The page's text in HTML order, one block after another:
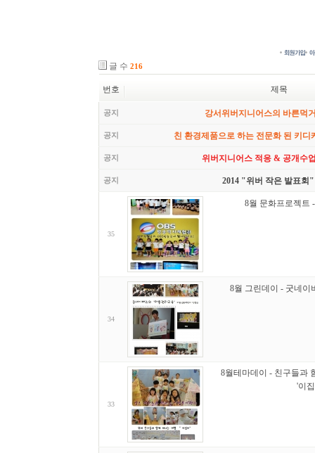
글 수 216
번호 제목
공지 강서위버지니어스의 바른먹
공지 친 환경제품으로 하는 전문화 된 키디
공지 위버지니어스 적응 & 공개수
공지 2014 "위버 작은 발표회"
35
8월 문화프로젝트
34
8월 그린데이 - 굿네이
33
8월테마데이 - 친구들과
'이